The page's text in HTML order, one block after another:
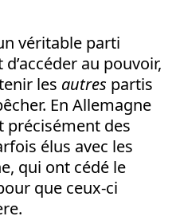
véritable parti
au pouvoir,
les autres partis
En Allemagne
précisément des
élus avec les
qui ont cédé le
que ceux-ci